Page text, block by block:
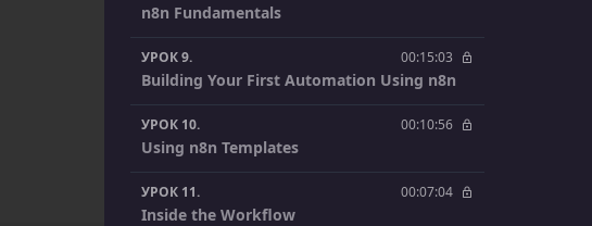
n8n Fundamentals
УРОК 9. 00:15:03
Building Your First Automation Using n8n
УРОК 10. 00:10:56
Using n8n Templates
УРОК 11. 00:07:04
Inside the Workflow